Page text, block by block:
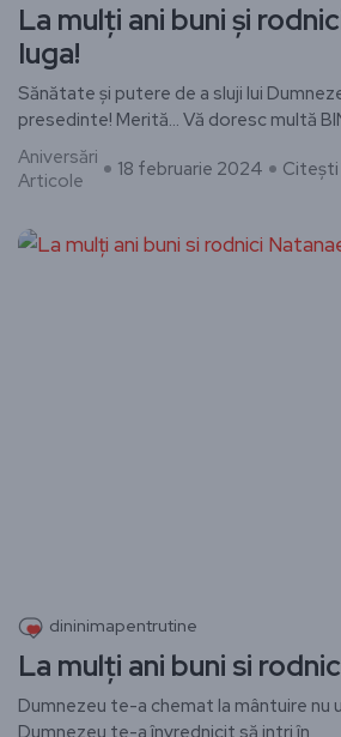
La mulți ani buni și
Iuga!
Sănătate și putere de a sluji lui
presedinte! Merită… Vă doresc multă
Aniversări
Articole
18 februarie 2024
dininimapentrutine
La mulți ani buni si
Dumnezeu te-a chemat la mântuire nu